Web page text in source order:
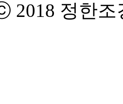
2018 정한조